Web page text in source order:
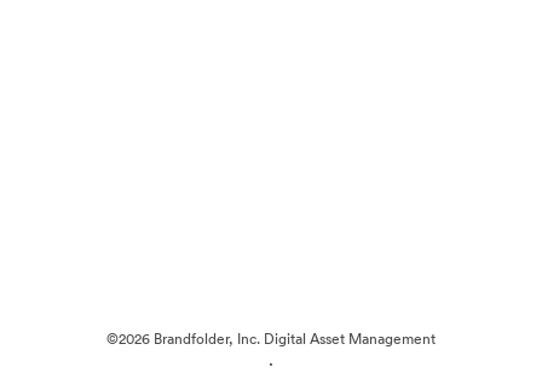
©2026 Brandfolder, Inc. Digital Asset Management
·